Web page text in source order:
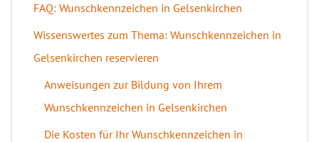
FAQ: Wunschkennzeichen in Gelsenkirchen
Wissenswertes zum Thema: Wunschkennzeichen in
Gelsenkirchen reservieren
Anweisungen zur Bildung von Ihrem
Wunschkennzeichen in Gelsenkirchen
Die Kosten für Ihr Wunschkennzeichen in